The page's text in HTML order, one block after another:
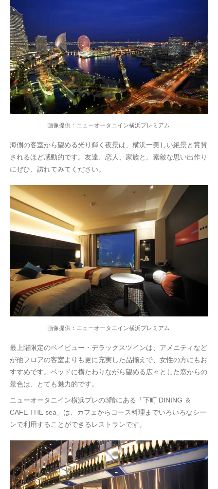
画像提供：ニューオータニイン横浜プレミアム
海側の客室から望める光り輝く夜景は、横浜一美しい絶景と賞賛
されるほど感動的です。友達、恋人、家族と。素敵な思い出作り
にぜひ、訪れてみてください。
画像提供：ニューオータニイン横浜プレミアム
最上階限定のベイビュー・デラックスツインは、アメニティなど
が他フロアの客室よりも更に充実した品揃えで、女性の方にもお
すすめです。ベッドに横たわりながら望める広々とした窓からの
景色は、とても魅力的です。
ニューオータニイン横浜プレの3階にある「下町 DINING ＆
CAFE THE sea」は、カフェからコース料理までいろいろなシー
ンで利用することができるレストランです。